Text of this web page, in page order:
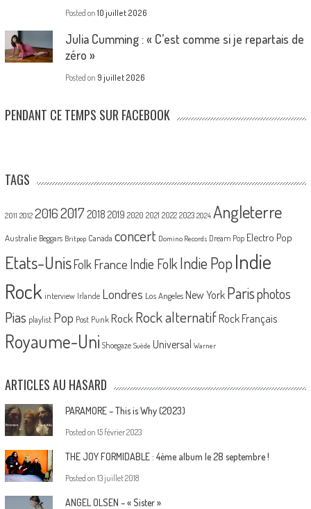
Posted on 10 juillet 2026
Julia Cumming : « C’est comme si je repartais de
zéro »
Posted on 9 juillet 2026
PENDANT CE TEMPS SUR FACEBOOK
TAGS
2011 2012 20162017 2018 2019 2020 2021 2022 2023 2024 Angleterre
Australie Beggars Britpop Canada concert Domino Records Dream Pop Electro Pop
Etats-UnisFolk France Indie Folk Indie PopIndie
Rock interview Irlande Londres Los Angeles New York Parisphotos
Pias playlist Pop Post Punk Rock Rock alternatif Rock Français
Royaume-Uni Shoegaze Suède Universal Warner
ARTICLES AU HASARD
PARAMORE – This is Why (2023)
Posted on 15 février 2023
THE JOY FORMIDABLE : 4ème album le 28 septembre !
Posted on 13 juillet 2018
ANGEL OLSEN – « Sister »